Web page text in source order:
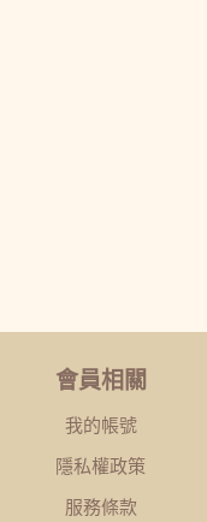
會員相關
我的帳號
隱私權政策
服務條款